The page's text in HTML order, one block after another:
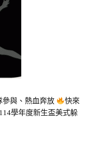
參與、熱血奔放
快來
學年度新生盃美式躲